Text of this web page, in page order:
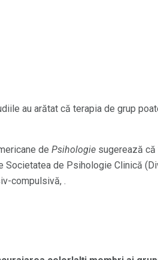
au arătat că terapia de grup
de Psihologie sugerează că
Societatea de Psihologie Clinică
compulsivă, .